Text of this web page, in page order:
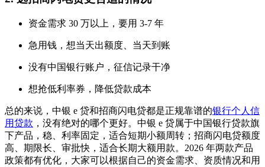
资金需求 30 万以上，要用 3-7 年
急用钱，想当天出额度、当天到账
没有中国银行账户，征信记录干净
想抢低利率券，降低贷款成本
总的来说，中银 e 贷和招商闪电贷都是正规靠谱的银行个人信
用贷款 ，没有绝对的哪个更好。中银 e 贷属于中国银行贷款旗
下产品，稳、利率固定，适合短期小额周转；招商闪电贷额度
高、期限长、审批快，适合长期大额用款。2026 年两款产品
政策都有优化，大家可以根据自己的资金需求、资质情况和用